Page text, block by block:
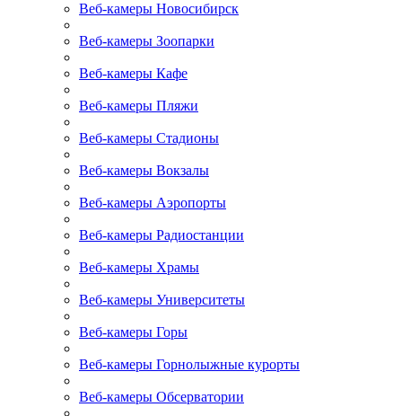
Веб-камеры Новосибирск
Веб-камеры Зоопарки
Веб-камеры Кафе
Веб-камеры Пляжи
Веб-камеры Стадионы
Веб-камеры Вокзалы
Веб-камеры Аэропорты
Веб-камеры Радиостанции
Веб-камеры Храмы
Веб-камеры Университеты
Веб-камеры Горы
Веб-камеры Горнолыжные курорты
Веб-камеры Обсерватории